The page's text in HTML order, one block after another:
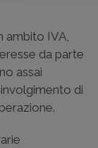
ambito IVA,
da parte
assai
di